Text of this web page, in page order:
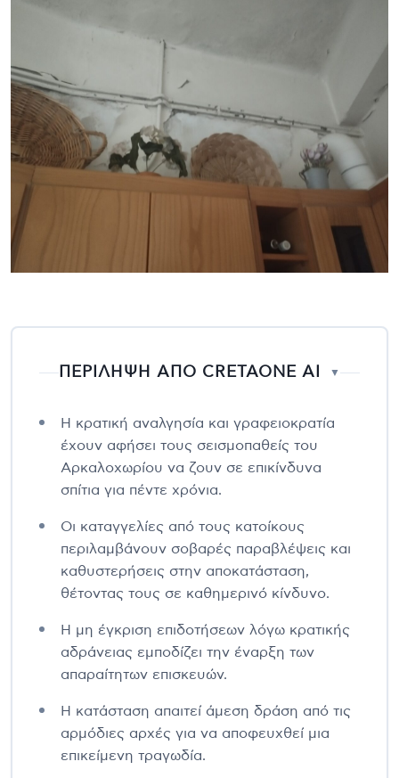
ΠΕΡΙΛΗΨΗ ΑΠΟ CRETAONE AI ▼
Η κρατική αναλγησία και γραφειοκρατία
έχουν αφήσει τους σεισμοπαθείς του
Αρκαλοχωρίου να ζουν σε επικίνδυνα
σπίτια για πέντε χρόνια.
Οι καταγγελίες από τους κατοίκους
περιλαμβάνουν σοβαρές παραβλέψεις και
καθυστερήσεις στην αποκατάσταση,
θέτοντας τους σε καθημερινό κίνδυνο.
Η μη έγκριση επιδοτήσεων λόγω κρατικής
αδράνειας εμποδίζει την έναρξη των
απαραίτητων επισκευών.
Η κατάσταση απαιτεί άμεση δράση από τις
αρμόδιες αρχές για να αποφευχθεί μια
επικείμενη τραγωδία.